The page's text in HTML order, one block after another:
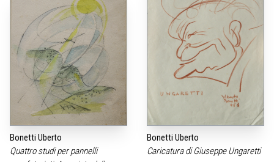
Bonetti Uberto
Quattro studi per pannelli
Bonetti Uberto
Caricatura di Giuseppe Ungaretti